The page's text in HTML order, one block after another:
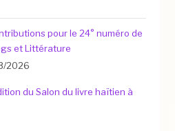
pour le 24° numéro de
et Littérature
2026
du Salon du livre haïtien à